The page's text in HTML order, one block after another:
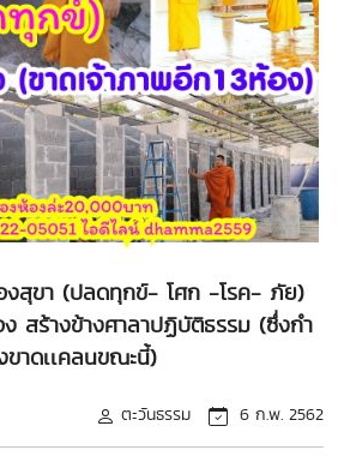
งสุขา (ปลดทุกข์- โศก -โรค- ภัย)
ง สร้างข้างศาลาปฏิบัติธรรม (ซึ่งกำ
ขาดเเคลนขณะนี้)
ตะวันธรรม 6 ก.พ. 2562